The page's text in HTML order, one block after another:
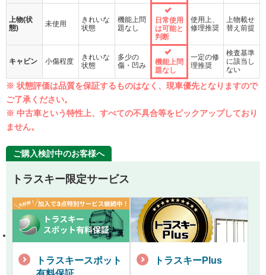
上物(状
態)
未使用
きれいな
状態
機能上問
題なし
日常使用
は可能と
判断
使用上、
修理推奨
上物載せ
替え前提
キャビン 小傷程度
きれいな
状態
多少の
傷・凹み
機能上問
題なし
一定の修
理推奨
検査基準
に該当し
ない
※ 状態評価は品質を保証するものはなく、現車優先となりますので
ご了承ください。
※ 中古車という特性上、すべての不具合等をピックアップしており
ません。
ご購入検討中のお客様へ
トラスキー限定サービス
トラスキースポット
トラスキーPlus